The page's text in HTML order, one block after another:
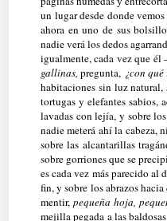
un lugar desde donde
ahora en uno de sus
nadie verá los dedos
igualmente, cada vez que
gallinas,pregunta, ¿con
habitaciones sin luz natural,
tortugas y elefantes sabios,
lavadas con lejía, y sobre
nadie meterá ahí la cabeza,
sobre las alcantarillas
sobre gorriones que se
es cada vez más parecido al
fin, y sobre los abrazos
mentir, pequeña hoja,
mejilla pegada a las